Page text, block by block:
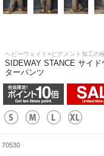
ヘビーウェイト×ピグメント加工の
SIDEWAY STANCE サイ
ターパンツ
70530